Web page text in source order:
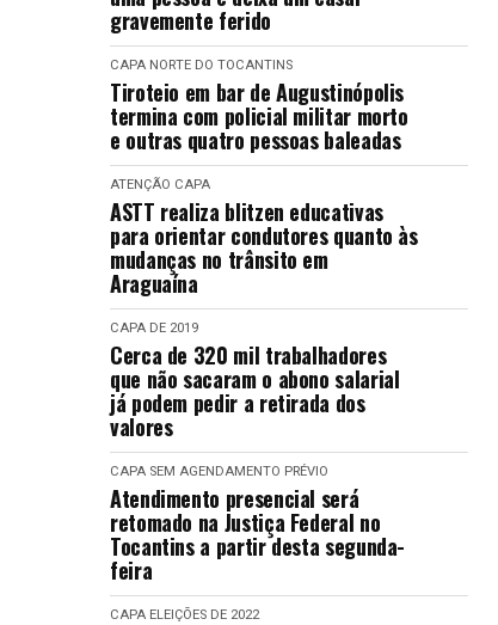
gravemente ferido
CAPA NORTE DO TOCANTINS
Tiroteio em bar de Augustinópolis
termina com policial militar morto
e outras quatro pessoas baleadas
ATENÇÃO CAPA
ASTT realiza blitzen educativas
para orientar condutores quanto às
mudanças no trânsito em
Araguaína
CAPA DE 2019
Cerca de 320 mil trabalhadores
que não sacaram o abono salarial
já podem pedir a retirada dos
valores
CAPA SEM AGENDAMENTO PRÉVIO
Atendimento presencial será
retomado na Justiça Federal no
Tocantins a partir desta segunda-
feira
CAPA ELEIÇÕES DE 2022